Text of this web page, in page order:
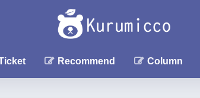
Recommend Column